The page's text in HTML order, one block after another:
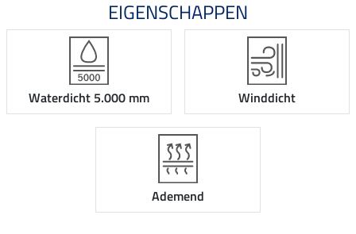
EIGENSCHAPPEN
Waterdicht 5.000 mm Winddicht
Ademend